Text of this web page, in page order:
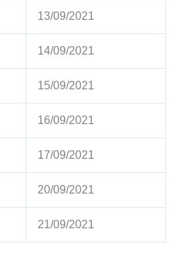
13/09/2021
14/09/2021
15/09/2021
16/09/2021
17/09/2021
20/09/2021
21/09/2021